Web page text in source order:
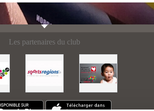
Les partenaires du club